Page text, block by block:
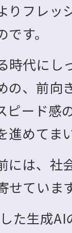
りフレッ
す。
時代に
の、前向
ピード感
進めてま
には、社
せていま
た生成